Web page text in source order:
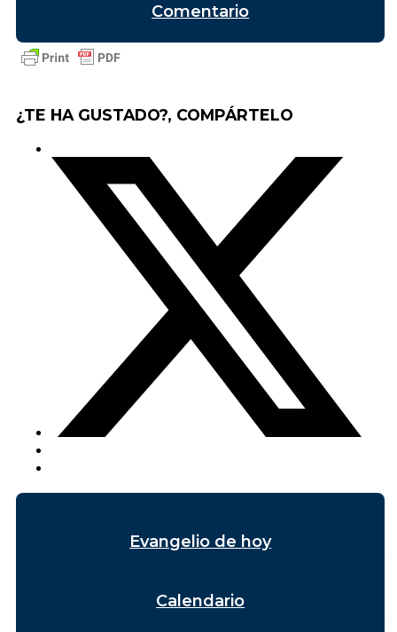
Comentario
¿TE HA GUSTADO?, COMPÁRTELO
Evangelio de hoy
Calendario